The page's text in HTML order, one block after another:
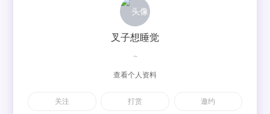
叉子想睡觉
~
查看个人资料
关注 打赏 邀约